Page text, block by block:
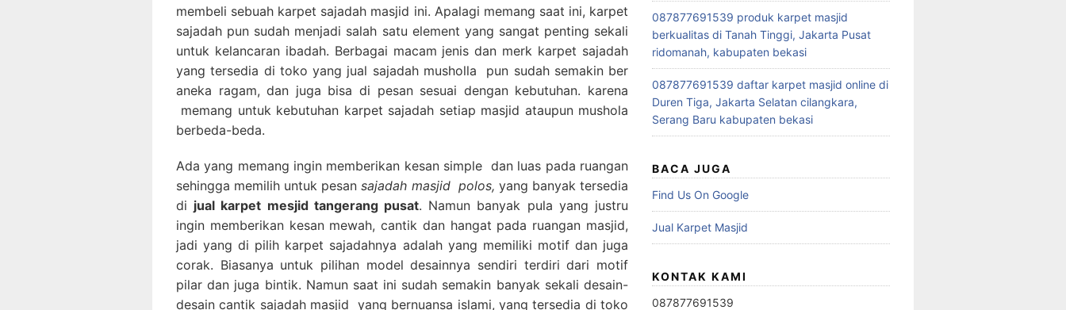
membeli sebuah karpet sajadah masjid ini. Apalagi memang saat ini, karpet
sajadah pun sudah menjadi salah satu element yang sangat penting sekali
untuk kelancaran ibadah. Berbagai macam jenis dan merk karpet sajadah
yang tersedia di toko yang jual sajadah musholla pun sudah semakin ber
aneka ragam, dan juga bisa di pesan sesuai dengan kebutuhan. karena
memang untuk kebutuhan karpet sajadah setiap masjid ataupun mushola
berbeda-beda.
Ada yang memang ingin memberikan kesan simple dan luas pada ruangan
sehingga memilih untuk pesansajadah masjid polos, yang banyak tersedia
di jual karpet mesjid tangerang pusat. Namun banyak pula yang justru
ingin memberikan kesan mewah, cantik dan hangat pada ruangan masjid,
jadi yang di pilih karpet sajadahnya adalah yang memiliki motif dan juga
corak. Biasanya untuk pilihan model desainnya sendiri terdiri dari motif
pilar dan juga bintik. Namun saat ini sudah semakin banyak sekali desain-
desain cantik sajadah masjid yang bernuansa islami, yang tersedia di toko
087877691539 produk karpet masjid
berkualitas di Tanah Tinggi, Jakarta Pusat
ridomanah, kabupaten bekasi
087877691539 daftar karpet masjid online di
Duren Tiga, Jakarta Selatan cilangkara,
Serang Baru kabupaten bekasi
BACA JUGA
Find Us On Google
Jual Karpet Masjid
KONTAK KAMI
087877691539